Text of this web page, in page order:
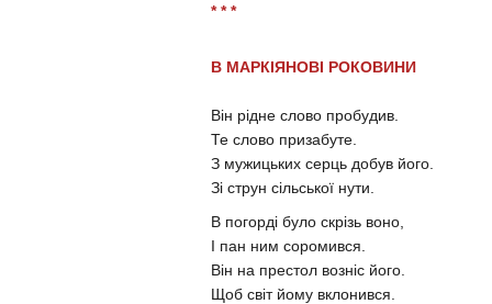
* * *
В МАРКІЯНОВІ РОКОВИНИ
Він рідне слово пробудив.
Те слово призабуте.
З мужицьких серць добув його.
Зі струн сільської нути.
В погорді було скрізь воно,
І пан ним соромився.
Він на престол возніс його.
Щоб світ йому вклонився.